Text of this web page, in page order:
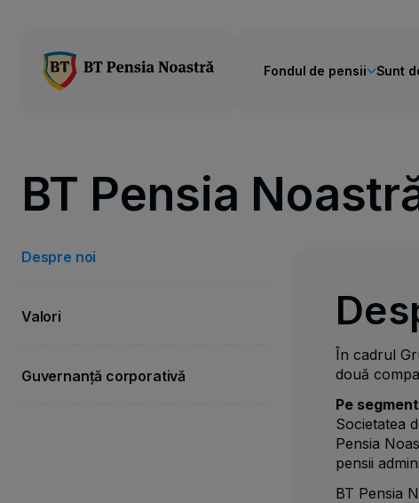
Fondul de pensii Sunt
BT Pensia
Despre noi
Valori
Guvernanță corporativă
În cadrul
două
Pe
Societatea
Pensia
pensii
BT Pensia